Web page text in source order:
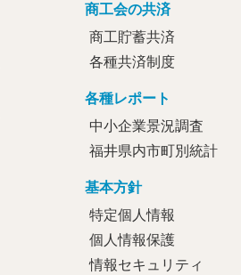
商工会の共済
商工貯蓄共済
各種共済制度
各種レポート
中小企業景況調査
福井県内市町別統計
基本方針
特定個人情報
個人情報保護
情報セキュリティ